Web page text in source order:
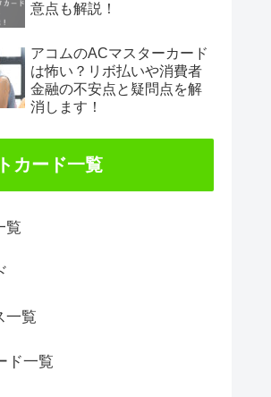
意点も解説！
アコムのACマスターカード
は怖い？リボ払いや消費者
金融の不安点と疑問点を解
消します！
カード一覧
覧
一覧
ド一覧